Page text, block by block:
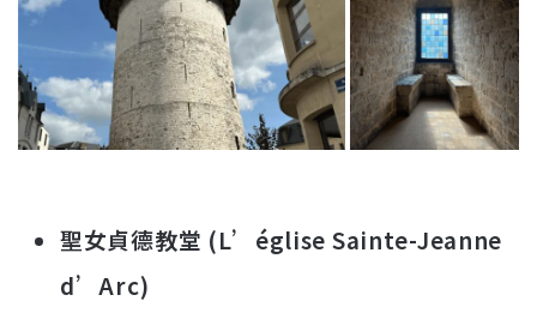
聖女貞德教堂 (L’église Sainte-Jeanne
d’Arc)